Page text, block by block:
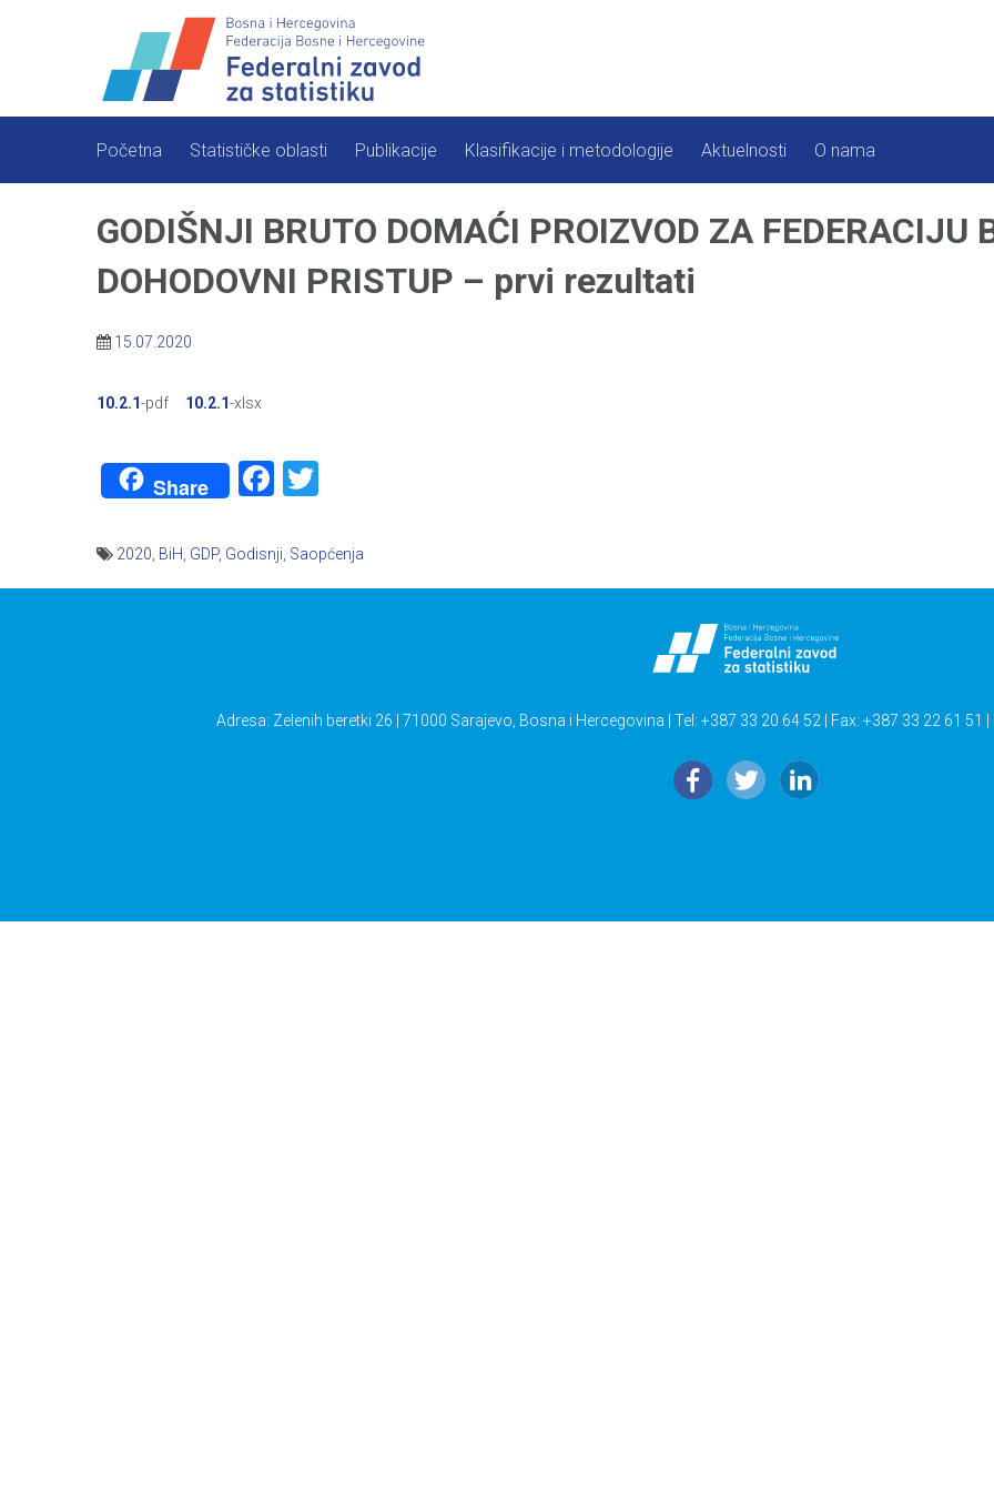
Početna Statističke oblasti Publikacije Klasifikacije i metodologije Aktuelnosti O nama
GODIŠNJI BRUTO DOMAĆI PROIZVOD ZA FEDERACIJU
DOHODOVNI PRISTUP – prvi rezultati
15.07.2020
10.2.1-pdf 10.2.1-xlsx
Share Facebook
2020 BiH GDP, Godisnji Saopćenja
Adresa: Zelenih beretki 26 | 71000 Sarajevo, Bosna i Hercegovina | Tel: +387 33 20 64 52 | Fax: +387 33 22 61 51 |